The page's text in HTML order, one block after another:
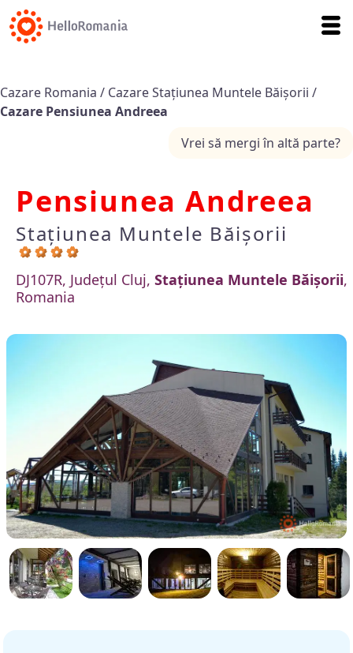
Cazare Romania / Cazare Staţiunea Muntele Băişorii /
Cazare Pensiunea Andreea
Vrei să mergi în altă parte?
Pensiunea Andreea
Staţiunea Muntele Băişorii
DJ107R, Județul Cluj, Staţiunea Muntele Băişorii,
Romania